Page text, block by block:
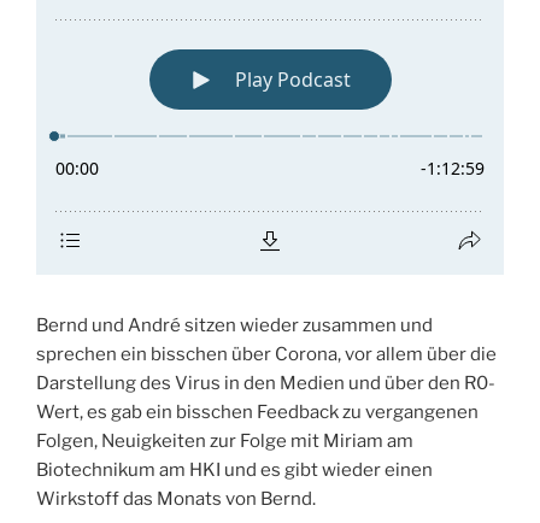
Bernd und André sitzen wieder zusammen und
sprechen ein bisschen über Corona, vor allem über die
Darstellung des Virus in den Medien und über den R0-
Wert, es gab ein bisschen Feedback zu vergangenen
Folgen, Neuigkeiten zur Folge mit Miriam am
Biotechnikum am HKI und es gibt wieder einen
Wirkstoff das Monats von Bernd.